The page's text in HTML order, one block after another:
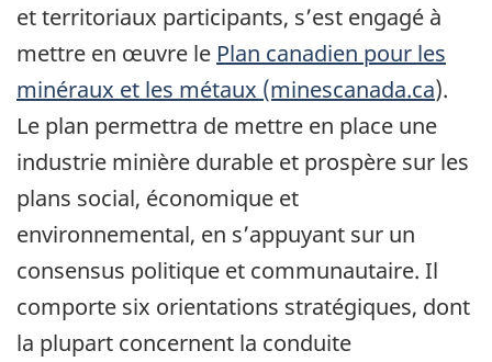
et territoriaux participants, s’est engagé à
mettre en œuvre le Plan canadien pour les
minéraux et les métaux (minescanada.ca).
Le plan permettra de mettre en place une
industrie minière durable et prospère sur les
plans social, économique et
environnemental, en s’appuyant sur un
consensus politique et communautaire. Il
comporte six orientations stratégiques, dont
la plupart concernent la conduite